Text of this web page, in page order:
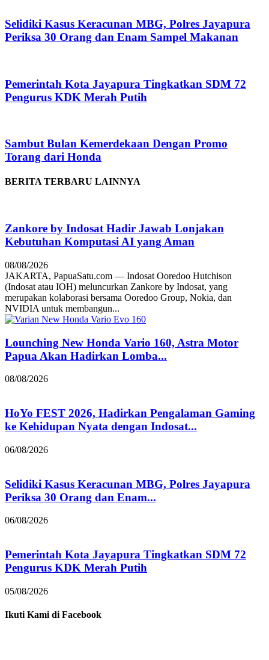
Selidiki Kasus Keracunan MBG, Polres Jayapura
Periksa 30 Orang dan Enam Sampel Makanan
Pemerintah Kota Jayapura Tingkatkan SDM 72
Pengurus KDK Merah Putih
Sambut Bulan Kemerdekaan Dengan Promo
Torang dari Honda
BERITA TERBARU LAINNYA
Zankore by Indosat Hadir Jawab Lonjakan
Kebutuhan Komputasi AI yang Aman
08/08/2026
JAKARTA, PapuaSatu.com — Indosat Ooredoo Hutchison
(Indosat atau IOH) meluncurkan Zankore by Indosat, yang
merupakan kolaborasi bersama Ooredoo Group, Nokia, dan
NVIDIA untuk membangun...
Lounching New Honda Vario 160, Astra Motor
Papua Akan Hadirkan Lomba...
08/08/2026
HoYo FEST 2026, Hadirkan Pengalaman Gaming
ke Kehidupan Nyata dengan Indosat...
06/08/2026
Selidiki Kasus Keracunan MBG, Polres Jayapura
Periksa 30 Orang dan Enam...
06/08/2026
Pemerintah Kota Jayapura Tingkatkan SDM 72
Pengurus KDK Merah Putih
05/08/2026
Ikuti Kami di Facebook